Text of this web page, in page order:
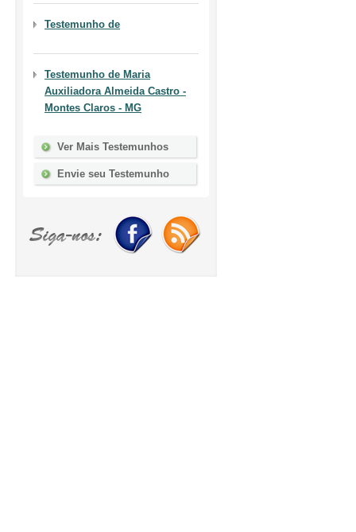
Testemunho de
Testemunho de Maria
Auxiliadora Almeida Castro -
Montes Claros - MG
Ver Mais Testemunhos
Envie seu Testemunho